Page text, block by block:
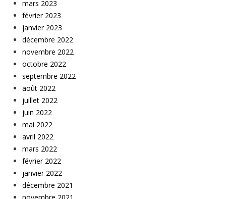
mars 2023
février 2023
janvier 2023
décembre 2022
novembre 2022
octobre 2022
septembre 2022
août 2022
juillet 2022
juin 2022
mai 2022
avril 2022
mars 2022
février 2022
janvier 2022
décembre 2021
novembre 2021